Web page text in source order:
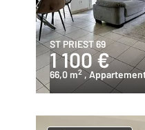
ST PRIEST 69
1 100 €
66,0 m2 ,